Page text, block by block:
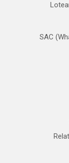
SAC